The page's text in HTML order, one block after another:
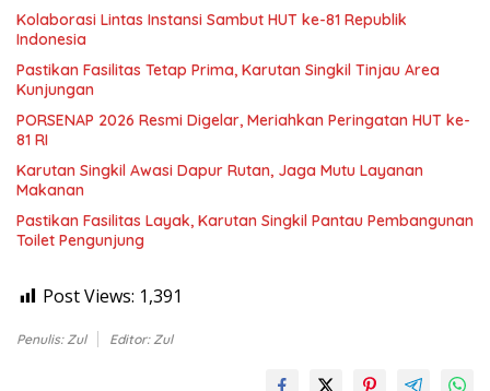
Kolaborasi Lintas Instansi Sambut HUT ke-81 Republik
Indonesia
Pastikan Fasilitas Tetap Prima, Karutan Singkil Tinjau Area
Kunjungan
PORSENAP 2026 Resmi Digelar, Meriahkan Peringatan HUT ke-
81 RI
Karutan Singkil Awasi Dapur Rutan, Jaga Mutu Layanan
Makanan
Pastikan Fasilitas Layak, Karutan Singkil Pantau Pembangunan
Toilet Pengunjung
Post Views: 1,391
Penulis: Zul Editor: Zul